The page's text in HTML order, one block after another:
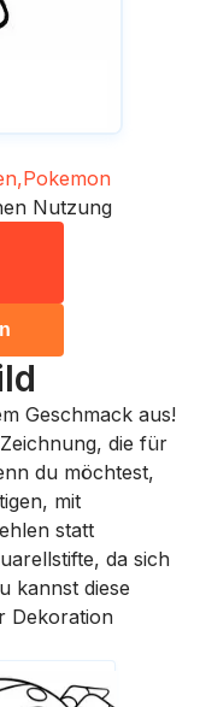
Pokemon
Nutzung
Geschmack aus!
die für
du möchtest,
mit
statt
da sich
kannst diese
Dekoration